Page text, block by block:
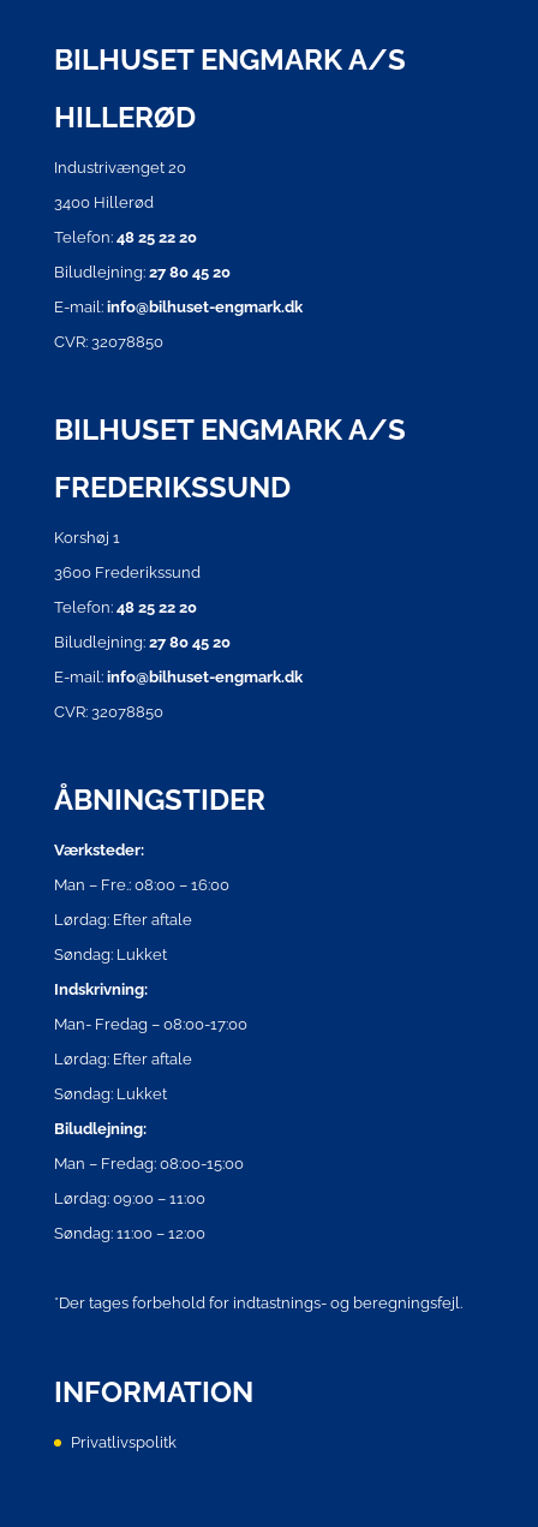
BILHUSET ENGMARK A/S
HILLERØD
Industrivænget 20
3400 Hillerød
Telefon: 48 25 22 20
Biludlejning: 27 80 45 20
E-mail: info@bilhuset-engmark.dk
CVR: 32078850
BILHUSET ENGMARK A/S
FREDERIKSSUND
Korshøj 1
3600 Frederikssund
Telefon: 48 25 22 20
Biludlejning: 27 80 45 20
E-mail: info@bilhuset-engmark.dk
CVR: 32078850
ÅBNINGSTIDER
Værksteder:
Man – Fre.: 08:00 – 16:00
Lørdag: Efter aftale
Søndag: Lukket
Indskrivning:
Man- Fredag – 08:00-17:00
Lørdag: Efter aftale
Søndag: Lukket
Biludlejning:
Man – Fredag: 08:00-15:00
Lørdag: 09:00 – 11:00
Søndag: 11:00 – 12:00
*Der tages forbehold for indtastnings- og beregningsfejl.
INFORMATION
Privatlivspolitk